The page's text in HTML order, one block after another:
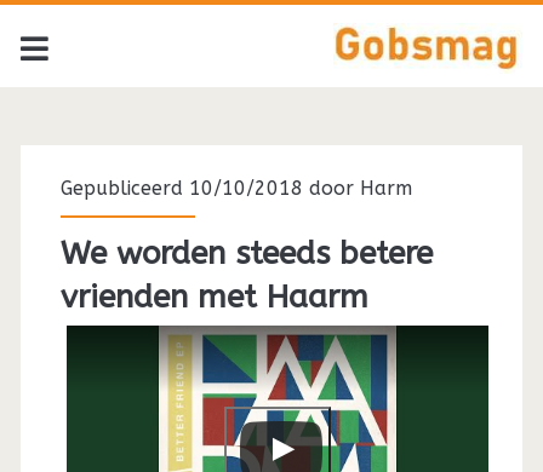
<span>Haarm</
Gepubliceerd 10/10/2018 door Harm
We worden steeds betere
vrienden met Haarm